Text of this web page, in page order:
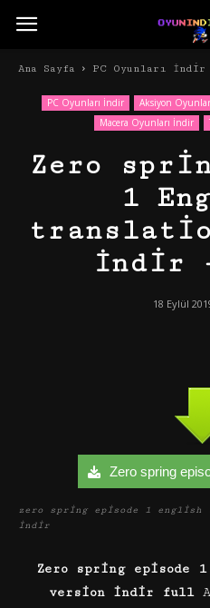
Ana Sayfa PC Oyunları İndir
PC Oyunları İndir Aksiyon
Macera Oyunları İndir
Zero
1
İndir
18 Eylül
Zero spring
zero spring episode 1
indir
Zero spring episode
version indir full